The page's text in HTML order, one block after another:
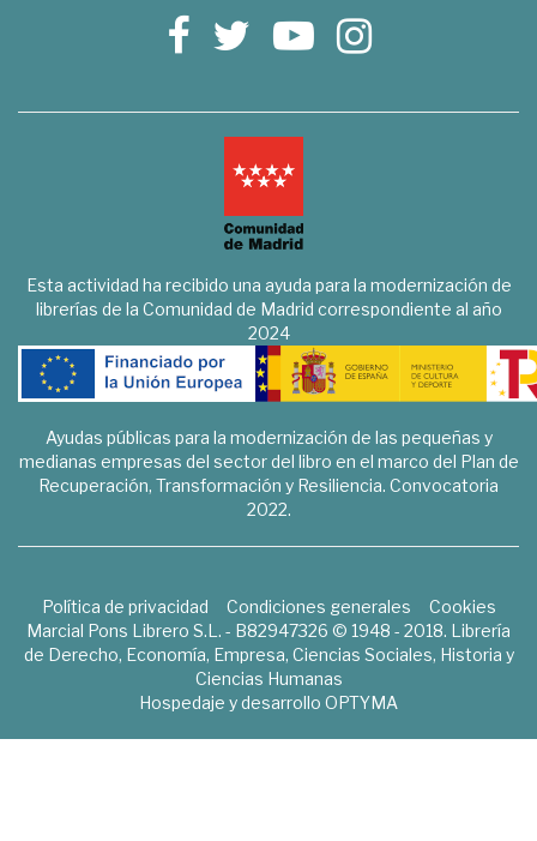
Esta actividad ha recibido una ayuda para la modernización de
librerías de la Comunidad de Madrid correspondiente al año
2024
Ayudas públicas para la modernización de las pequeñas y
medianas empresas del sector del libro en el marco del Plan de
Recuperación, Transformación y Resiliencia. Convocatoria
2022.
Política de privacidad Condiciones generales
Cookies
Marcial Pons Librero S.L. - B82947326 © 1948 - 2018. Librería
de Derecho, Economía, Empresa, Ciencias Sociales, Historia y
Ciencias Humanas
Hospedaje y desarrollo OPTYMA